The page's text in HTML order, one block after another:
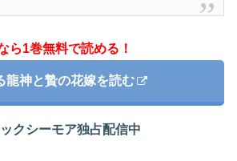
ら1巻無料で読める！
龍神と贄の花嫁を読む
クシーモア独占配信中